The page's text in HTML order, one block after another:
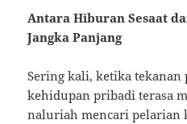
Antara Hiburan Sesaat
Jangka Panjang
Sering kali, ketika tekanan
kehidupan pribadi terasa
naluriah mencari pelarian